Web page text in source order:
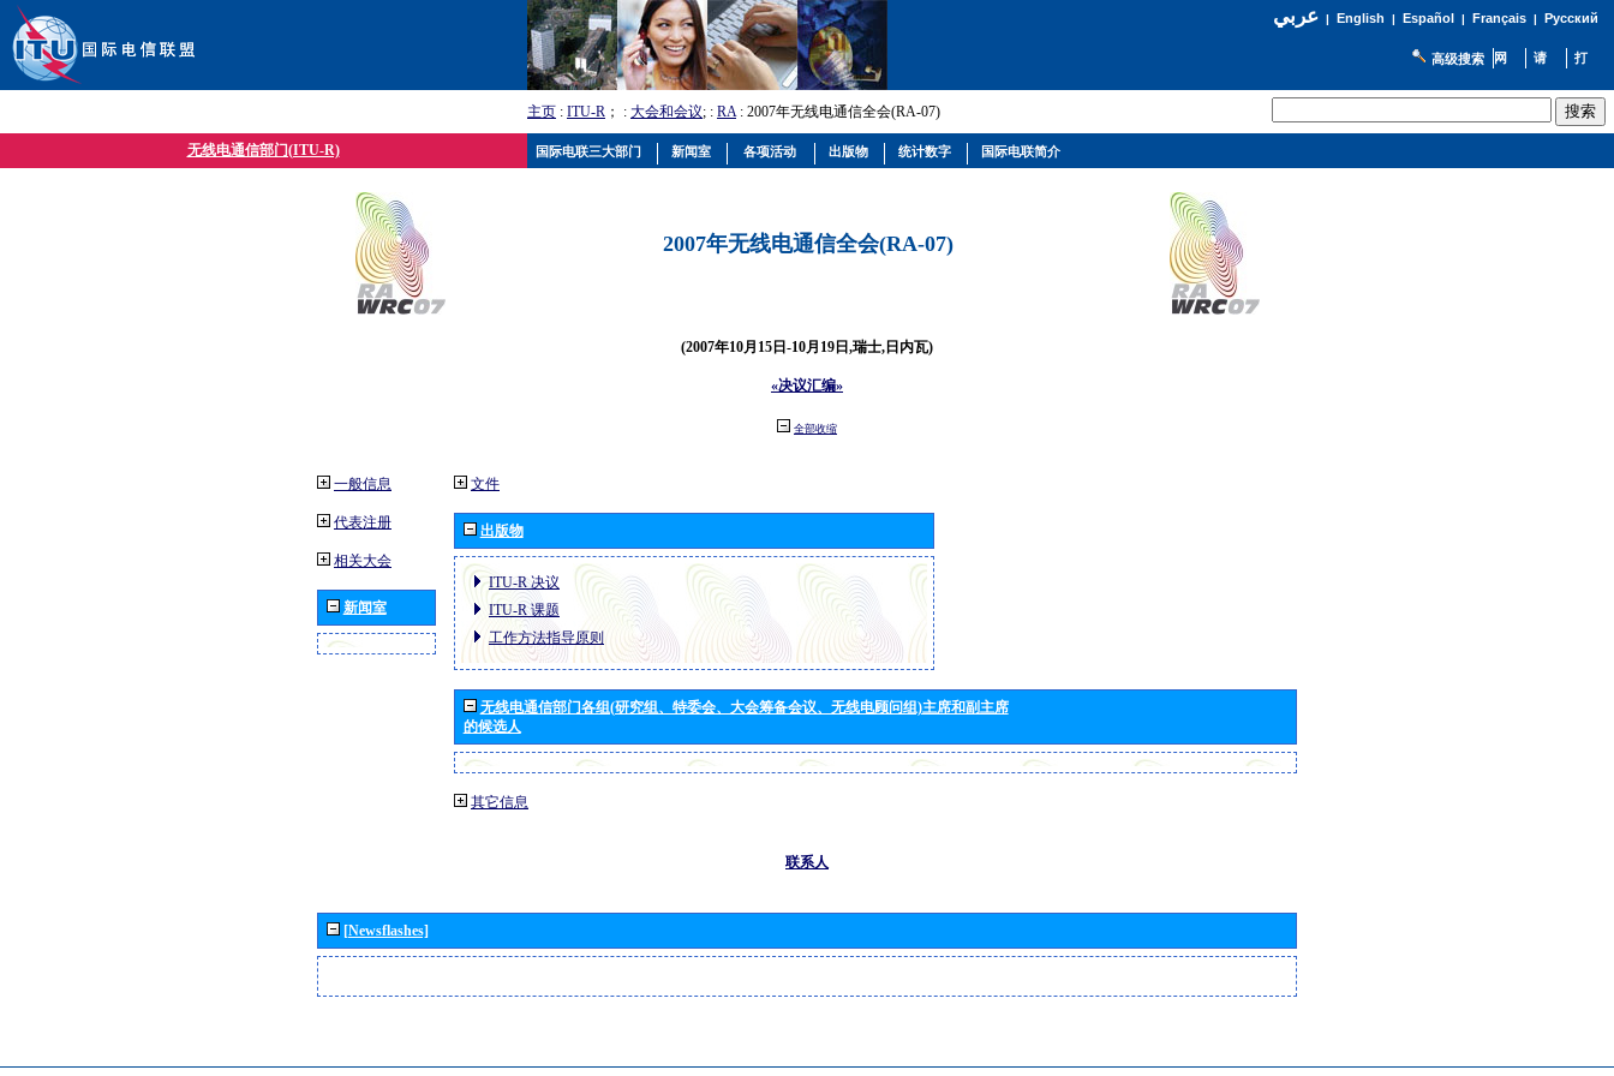
عربي| English | Español | Français| Русский
高级搜索
主页 : ITU-R ； : 大会和会议; : RA: 2007年无线电通信全会(RA-07)
无线电通信部门(ITU-R)
2007年无线电通信全会(RA-07)
(2007年10月15日-10月19日,瑞士,日内瓦)
«决议汇编»
全部收缩
一般信息
代表注册
相关大会
新闻室
文件
出版物
ITU-R 决议
ITU-R 课题
工作方法指导原则
无线电通信部门各组(研究组、特委会、大会筹备会议、无线电顾问组)主席和副主席
的候选人
其它信息
联系人
[Newsflashes]
国际电联三大部门 新闻室 各项活动 出版物 统计数字 国际电联简介